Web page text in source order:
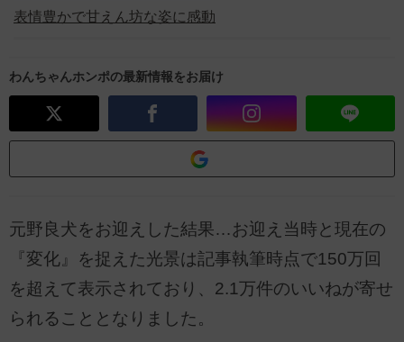
表情豊かで甘えん坊な姿に感動
わんちゃんホンポの最新情報をお届け
元野良犬をお迎えした結果…お迎え当時と現在の
『変化』を捉えた光景は記事執筆時点で150万回
を超えて表示されており、2.1万件のいいねが寄せ
られることとなりました。